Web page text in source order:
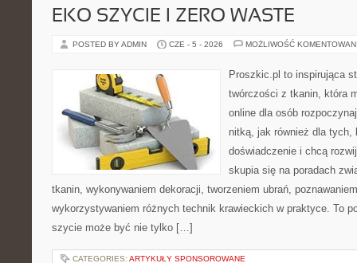
EKO SZYCIE I ZERO WASTE
POSTED BY ADMIN CZE - 5 - 2026 MOŻLIWOŚĆ
Proszkic.pl to inspirująca
twórczości z tkanin, która
online dla osób
nitką, jak również dla tych,
doświadczenie i chcą
skupia się na poradach
tkanin, wykonywaniem dekoracji, tworzeniem ubrań,
wykorzystywaniem różnych technik krawieckich w praktyce. To
szycie może być nie tylko […]
CATEGORIES: ARTYKUŁY SPONSOROWANE